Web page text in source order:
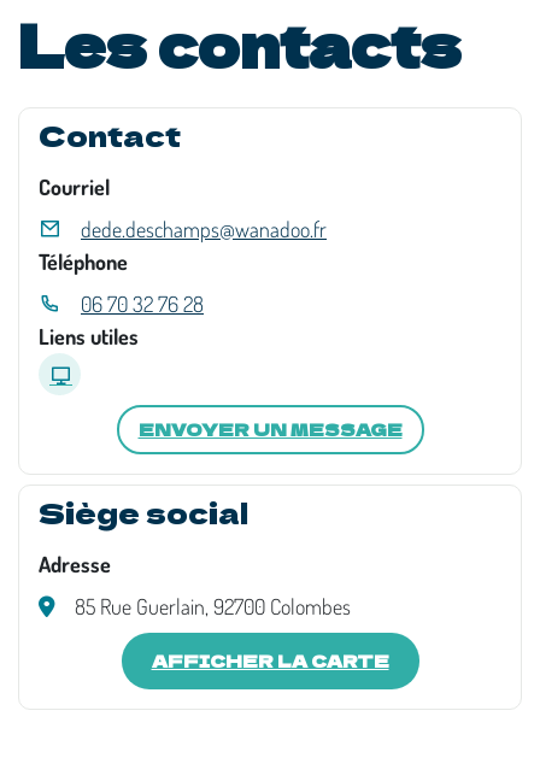
Les contacts
Contact
Courriel
dede.deschamps@wanadoo.fr
Téléphone
06 70 32 76 28
Liens utiles
ENVOYER UN MESSAGE
Siège social
Adresse
85 Rue Guerlain, 92700 Colombes
AFFICHER LA CARTE